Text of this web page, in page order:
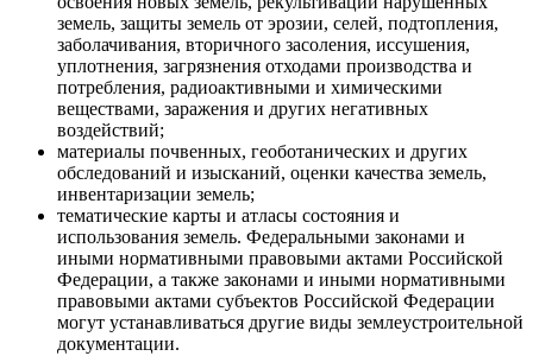
земель, защиты земель от эрозии, селей, подтопления,
заболачивания, вторичного засоления, иссушения,
уплотнения, загрязнения отходами производства и
потребления, радиоактивными и химическими
веществами, заражения и других негативных
воздействий;
материалы почвенных, геоботанических и других
обследований и изысканий, оценки качества земель,
инвентаризации земель;
тематические карты и атласы состояния и
использования земель. Федеральными законами и
иными нормативными правовыми актами Российской
Федерации, а также законами и иными нормативными
правовыми актами субъектов Российской Федерации
могут устанавливаться другие виды землеустроительной
документации.